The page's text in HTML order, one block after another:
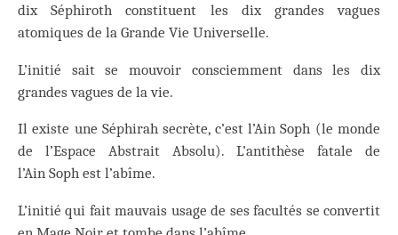
dix Séphiroth constituent les dix grandes vagues
atomiques de la Grande Vie Universelle.
L’initié sait se mouvoir consciemment dans les dix
grandes vagues de la vie.
Il existe une Séphirah secrète, c’est l’Ain Soph (le monde
de l’Espace Abstrait Absolu). L’antithèse fatale de
l’Ain Soph est l’abîme.
L’initié qui fait mauvais usage de ses facultés se convertit